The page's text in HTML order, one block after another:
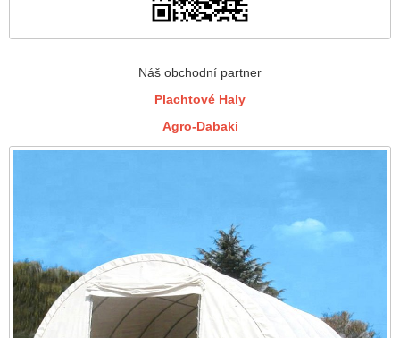
Náš obchodní partner
Plachtové Haly
Agro-Dabaki